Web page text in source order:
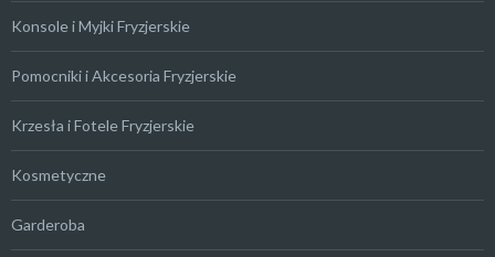
Konsole i Myjki Fryzjerskie
Pomocniki i Akcesoria Fryzjerskie
Krzesła i Fotele Fryzjerskie
Kosmetyczne
Garderoba